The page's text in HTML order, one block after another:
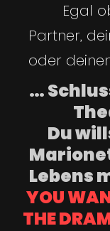
Egal ob
Partner,
oder
…
Du
Lebens
YOU
THE